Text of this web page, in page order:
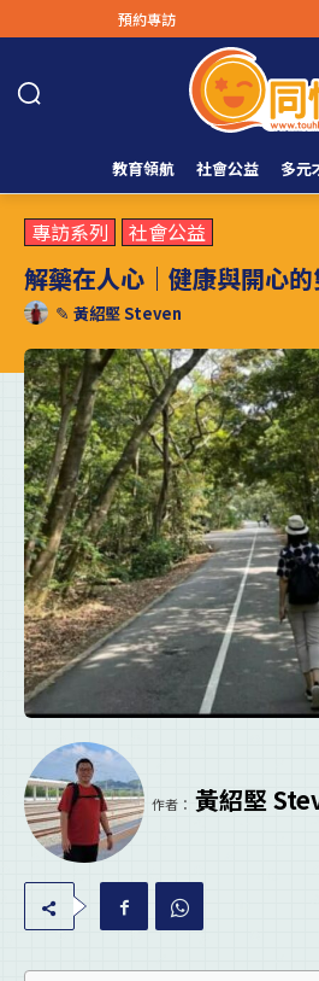
預約專訪
教育領航 社會公益 多元
專訪系列 社會公益
解藥在人心｜健康與開心
✎ 黃紹堅 Steven
作者： 黃紹堅